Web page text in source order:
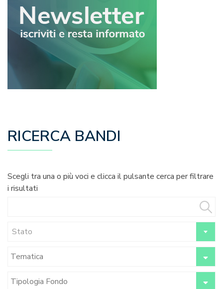
RICERCA BANDI
Scegli tra una o più voci e clicca il pulsante cerca per filtrare
i risultati
Stato